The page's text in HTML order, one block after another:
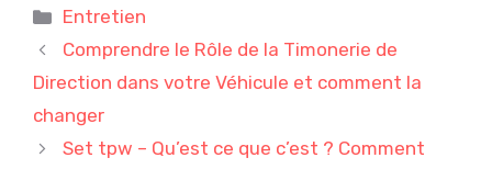
Catégories
Entretien
Comprendre le Rôle de la Timonerie de
Direction dans votre Véhicule et comment la
changer
Set tpw – Qu’est ce que c’est ? Comment